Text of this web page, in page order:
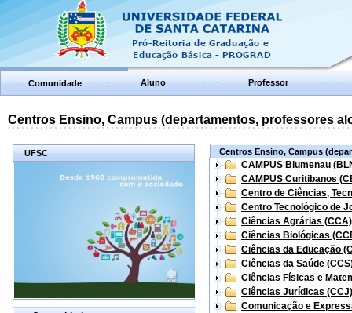
Comunidade Aluno Professor
Centros Ensino, Campus (departamentos, professores
UFSC Centros Ensino, Campus
CAMPUS Blumenau
CAMPUS Curitibanos
Centro de Ciências,
Centro Tecnológico de
Ciências Agrárias (CCA)
Ciências Biológicas
Ciências da Educação
Ciências da Saúde
Ciências Físicas e
Ciências Jurídicas (CCJ)
Comunicação e